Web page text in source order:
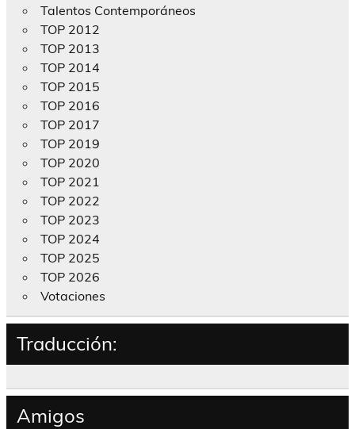
Talentos Contemporáneos
TOP 2012
TOP 2013
TOP 2014
TOP 2015
TOP 2016
TOP 2017
TOP 2019
TOP 2020
TOP 2021
TOP 2022
TOP 2023
TOP 2024
TOP 2025
TOP 2026
Votaciones
Traducción:
Amigos